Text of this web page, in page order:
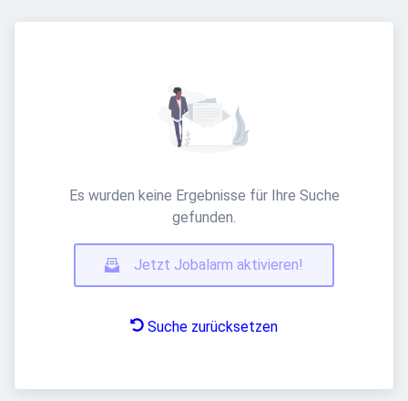
Es wurden keine Ergebnisse für Ihre Suche
gefunden.
Jetzt Jobalarm aktivieren!
Suche zurücksetzen